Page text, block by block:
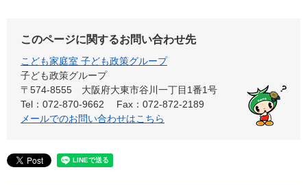
このページに関するお問い合わせ先
こども家庭室 子ども政策グループ
子ども政策グループ
〒574-8555
大阪府大東市谷川一丁目1番1号
Tel：072-870-9662
Fax：072-872-2189
メールでのお問い合わせはこちら